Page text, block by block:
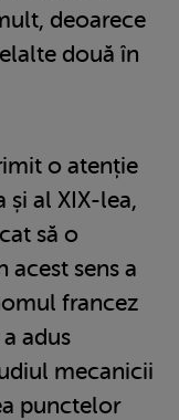
deoarece
două în
o atenție
și al XIX-lea,
să o
acest sens a
francez
adus
mecanicii
punctelor